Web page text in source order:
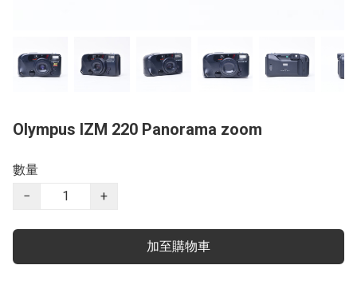
Olympus IZM 220 Panorama zoom
數量
−
+
加至購物車